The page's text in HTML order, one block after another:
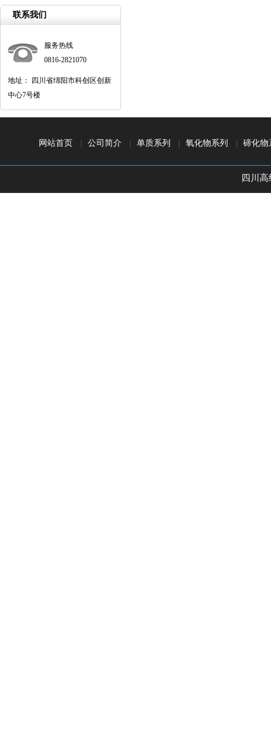
联系我们
服务热线
0816-2821070
地址： 四川省绵阳市科创区创新
中心7号楼
网站首页 公司简介 单质系列 氧化物系列 碲化物
四川